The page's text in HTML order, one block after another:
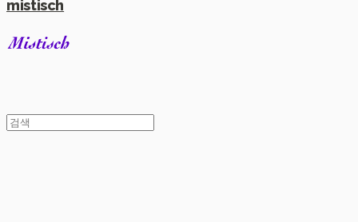
mistisch